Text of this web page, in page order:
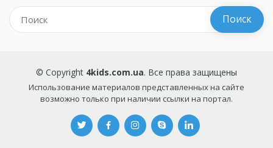
© Copyright 4kids.com.ua. Все права защищены
Использование материалов представленных на сайте
возможно только при наличии ссылки на портал.